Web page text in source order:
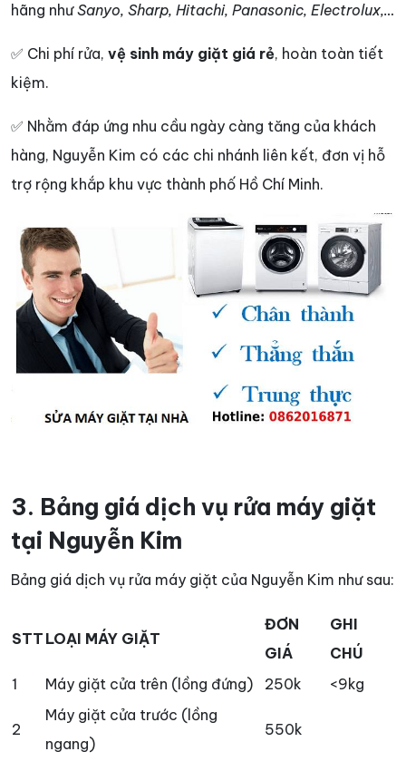
hãng nhưSanyo, Sharp, Hitachi, Panasonic, Electrolux,…
✅ Chi phí rửa, vệ sinh máy giặt giá rẻ, hoàn toàn tiết
kiệm.
✅ Nhằm đáp ứng nhu cầu ngày càng tăng của khách
hàng, Nguyễn Kim có các chi nhánh liên kết, đơn vị hỗ
trợ rộng khắp khu vực thành phố Hồ Chí Minh.
3. Bảng giá dịch vụ rửa máy giặt
tại Nguyễn Kim
Bảng giá dịch vụ rửa máy giặt của Nguyễn Kim như sau:
STT LOẠI MÁY GIẶT
ĐƠN
GIÁ
GHI
CHÚ
1
Máy giặt cửa trên (lồng đứng) 250k <9kg
2
Máy giặt cửa trước (lồng
ngang)
550k